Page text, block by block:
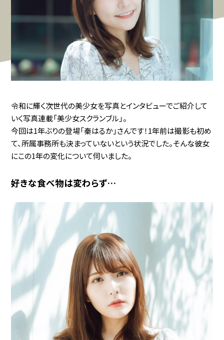
令和に輝く次世代の美少女を写真とインタビューでご紹介して
いく写真連載「美少女スクランブル」。
今回は1年ぶりの登場「秦はるか」さんです！1年前は撮影も初め
て、所属事務所も決まっていないという状況でした。そんな彼女
にこの1年の変化について伺いました。
好きな食べ物は変わらず…